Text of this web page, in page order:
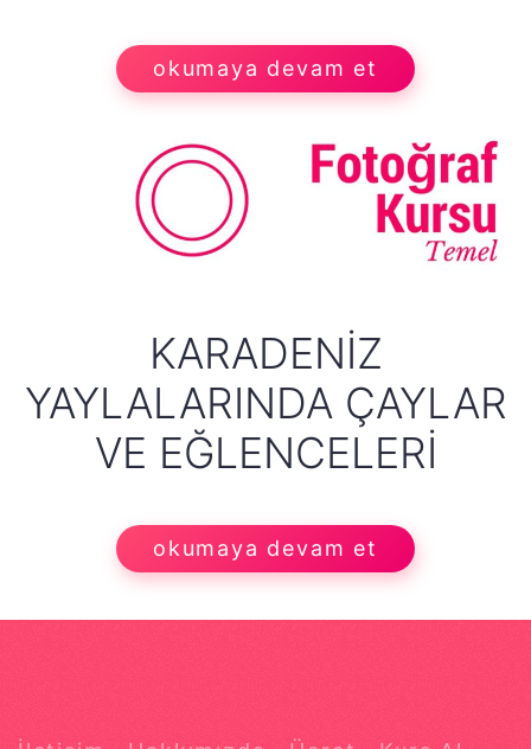
okumaya devam et
KARADENIZ
YAYLALARINDA ÇAYLAR
VE EĞLENCELERI
okumaya devam et